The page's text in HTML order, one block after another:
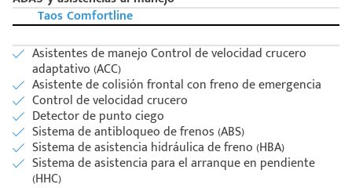
Taos Comfortline
Asistentes de manejo Control de velocidad crucero
adaptativo (ACC)
Asistente de colisión frontal con freno de emergencia
Control de velocidad crucero
Detector de punto ciego
Sistema de antibloqueo de frenos (ABS)
Sistema de asistencia hidráulica de freno (HBA)
Sistema de asistencia para el arranque en pendiente
(HHC)